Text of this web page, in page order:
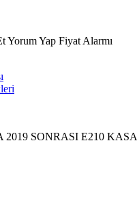
Yorum Yap Fiyat Alarmı
SONRASI E210 KASA